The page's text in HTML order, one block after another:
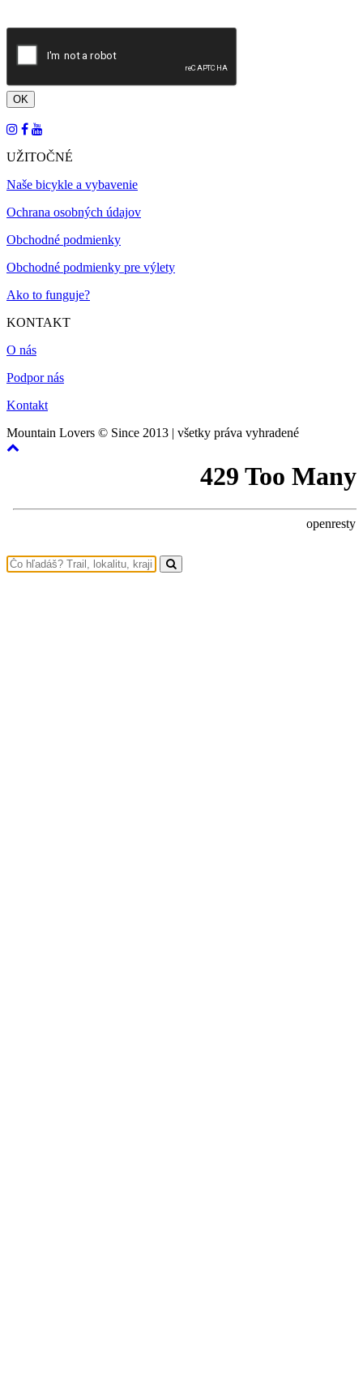
UŽITOČNÉ
Naše bicykle a vybavenie
Ochrana osobných údajov
Obchodné podmienky
Obchodné podmienky pre výlety
Ako to funguje?
KONTAKT
O nás
Podpor nás
Kontakt
Mountain Lovers © Since 2013 | všetky práva vyhradené